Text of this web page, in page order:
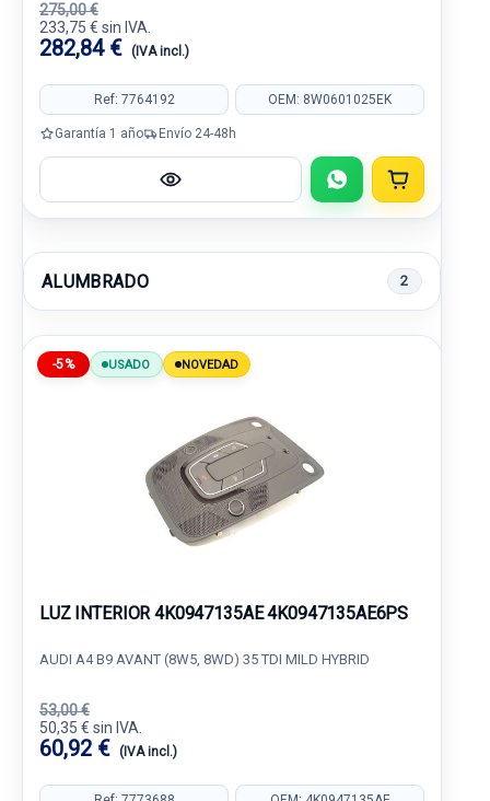
275,00 €
233,75 € sin IVA.
282,84 € (IVA incl.)
Ref: 7764192 OEM: 8W0601025EK
Garantía 1 año Envío 24-48h
ALUMBRADO 2
-5% USADO NOVEDAD
LUZ INTERIOR 4K0947135AE 4K0947135AE6PS
AUDI A4 B9 AVANT (8W5, 8WD) 35 TDI MILD HYBRID
53,00 €
50,35 € sin IVA.
60,92 € (IVA incl.)